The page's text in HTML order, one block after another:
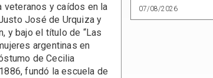
veteranos y caídos en la
José de Urquiza y
y bajo el título de “Las
argentinas en
de Cecilia
fundó la escuela de
07/08/2026